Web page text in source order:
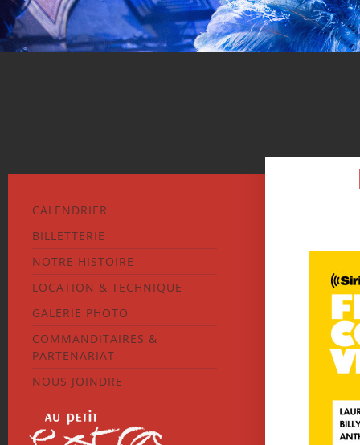
CALENDRIER
BILLETTERIE
NOTRE HISTOIRE
LOCATION & TECHNIQUE
GALERIE PHOTO
COMMANDITAIRES &
PARTENARIAT
NOUS JOINDRE